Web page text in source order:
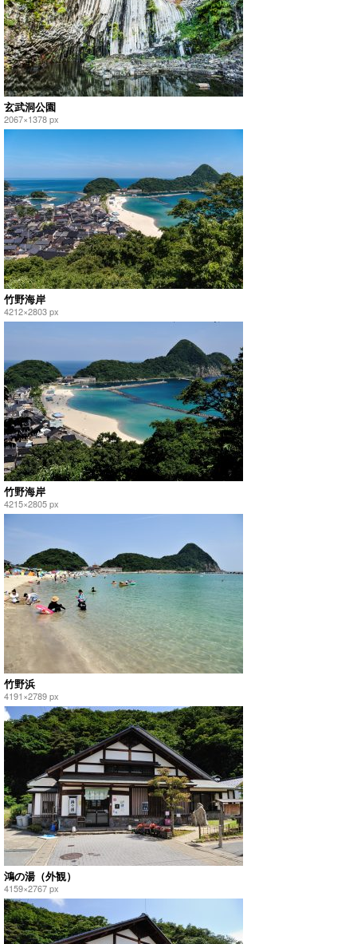
玄武洞公園
2067×1378 px
竹野海岸
4212×2803 px
竹野海岸
4215×2805 px
竹野浜
4191×2789 px
鴻の湯（外観）
4159×2767 px